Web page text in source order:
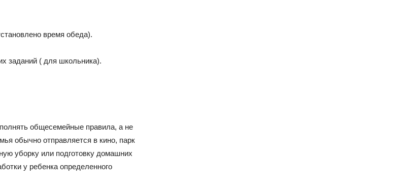
время обеда).
заданий ( для школьника).
общесемейные правила, а не
обычно отправляется в кино, парк
уборку или подготовку домашних
у ребенка определенного